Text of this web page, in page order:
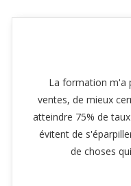
La formation m'a
ventes, de mieux
atteindre 75% de
évitent de
de choses